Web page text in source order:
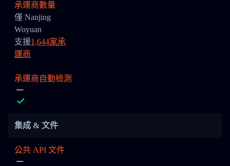
承運商數量
僅 Nanjing
Woyuan
支援1,644家承
運商
承運商自動檢測
集成 & 文件
公共 API 文件